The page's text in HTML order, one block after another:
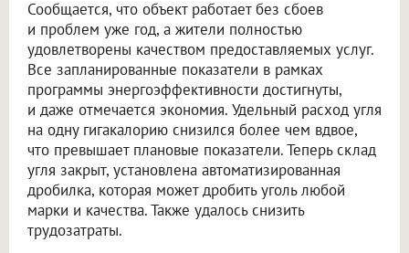
Сообщается, что объект работает без сбоев
и проблем уже год, а жители полностью
удовлетворены качеством предоставляемых услуг.
Все запланированные показатели в рамках
программы энергоэффективности достигнуты,
и даже отмечается экономия. Удельный расход угля
на одну гигакалорию снизился более чем вдвое,
что превышает плановые показатели. Теперь склад
угля закрыт, установлена автоматизированная
дробилка, которая может дробить уголь любой
марки и качества. Также удалось снизить
трудозатраты.